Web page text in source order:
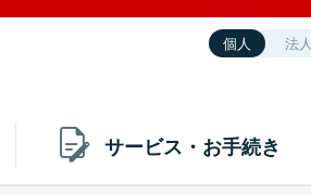
個人 法人
サービス・お手続き